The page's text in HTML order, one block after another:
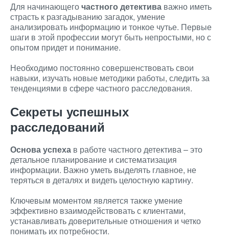
Для начинающегочастного детектива важно иметь
страсть к разгадыванию загадок, умение
анализировать информацию и тонкое чутье. Первые
шаги в этой профессии могут быть непростыми, но с
опытом придет и понимание.
Необходимо постоянно совершенствовать свои
навыки, изучать новые методики работы, следить за
тенденциями в сфере частного расследования.
Секреты успешных
расследований
Основа успеха в работе частного детектива – это
детальное планирование и систематизация
информации. Важно уметь выделять главное, не
теряться в деталях и видеть целостную картину.
Ключевым моментом является также умение
эффективно взаимодействовать с клиентами,
устанавливать доверительные отношения и четко
понимать их потребности.